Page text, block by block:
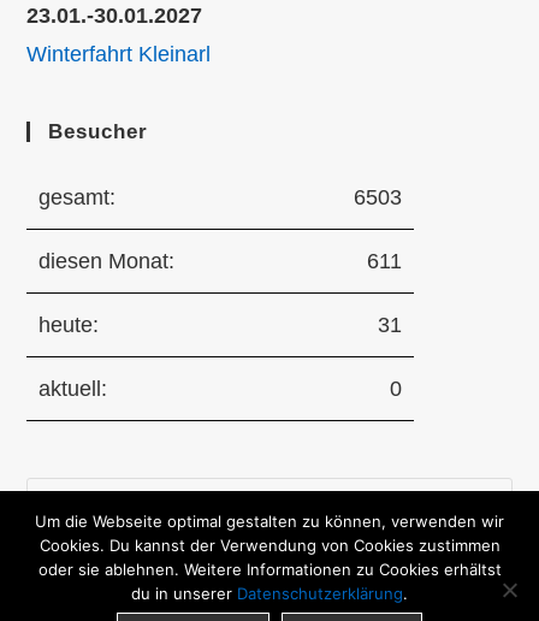
23.01.-30.01.2027
Winterfahrt Kleinarl
Besucher
gesamt: 6503
diesen Monat: 611
heute: 31
aktuell: 0
Um die Webseite optimal gestalten zu können, verwenden wir
Cookies. Du kannst der Verwendung von Cookies zustimmen
oder sie ablehnen. Weitere Informationen zu Cookies erhältst
du in unserer Datenschutzerklärung.